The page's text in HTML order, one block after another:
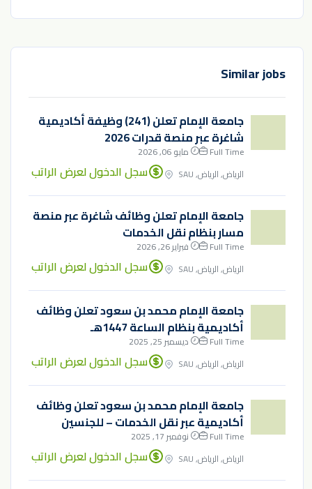
Similar jobs
جامعة الإمام تعلن (241) وظيفة أكاديمية
شاغرة عبر منصة قدرات 2026
Full Time
مايو 06, 2026
الرياض, الرياض, SAU
سجل الدخول لعرض الراتب
جامعة الإمام تعلن وظائف شاغرة عبر منصة
مسار بنظام نقل الخدمات
Full Time
فبراير 26, 2026
الرياض, الرياض, SAU
سجل الدخول لعرض الراتب
جامعة الإمام محمد بن سعود تعلن وظائف
أكاديمية بنظام الساعة 1447هـ
Full Time
ديسمبر 25, 2025
الرياض, الرياض, SAU
سجل الدخول لعرض الراتب
جامعة الإمام محمد بن سعود تعلن وظائف
أكاديمية عبر نقل الخدمات – للجنسين
Full Time
نوفمبر 17, 2025
الرياض, الرياض, SAU
سجل الدخول لعرض الراتب